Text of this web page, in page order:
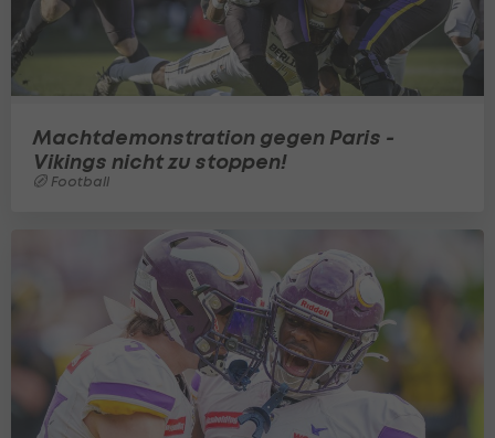
Machtdemonstration gegen Paris -
Vikings nicht zu stoppen!
Football